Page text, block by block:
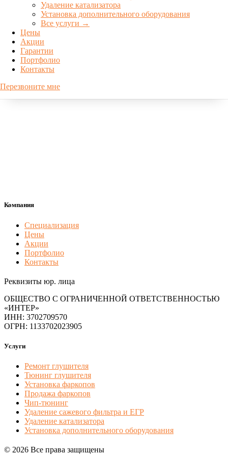
Удаление катализатора
Установка дополнительного оборудования
Все услуги →
Цены
Акции
Гарантии
Портфолио
Контакты
Перезвоните мне
пн-пт 08:00-19:00, сб 09:00-15:00
Наши соц сети
Компания
Специализация
Цены
Акции
Портфолио
Контакты
Реквизиты юр. лица
ОБЩЕСТВО С ОГРАНИЧЕННОЙ ОТВЕТСТВЕННОСТЬЮ
«ИНТЕР»
ИНН: 3702709570
ОГРН: 1133702023905
Услуги
Ремонт глушителя
Тюнинг глушителя
Установка фаркопов
Продажа фаркопов
Чип-тюнинг
Удаление сажевого фильтра и ЕГР
Удаление катализатора
Установка дополнительного оборудования
© 2026 Все права защищены